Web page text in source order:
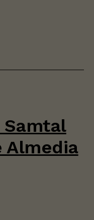
Samtal
Almedia